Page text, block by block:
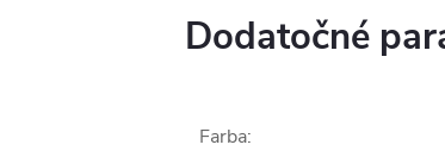
Dodatočné
Farba: